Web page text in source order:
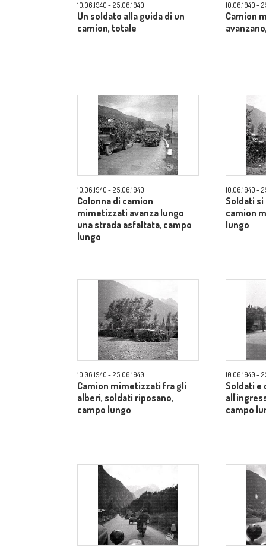
10.06.1940 - 25.06.1940
Un soldato alla guida di un
camion, totale
10.06.1940 -
Camion
10.06.1940 - 25.06.1940
Colonna di camion
mimetizzati avanza lungo
una strada asfaltata, campo
lungo
10.06.1940 -
Soldati
camion
lungo
10.06.1940 - 25.06.1940
Camion mimetizzati fra gli
alberi, soldati riposano,
campo lungo
10.06.1940 -
Soldati e
campo